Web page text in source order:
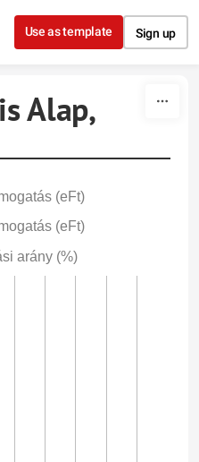
content
Use as template Sign up
Alap,
(eFt)
(eFt)
arány (%)